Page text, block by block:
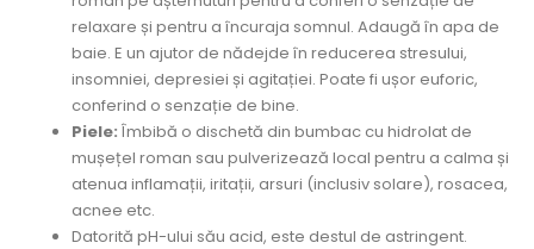
relaxare și pentru a încuraja somnul. Adaugă în apa de
baie. E un ajutor de nădejde în reducerea stresului,
insomniei, depresiei și agitației. Poate fi ușor euforic,
conferind o senzație de bine.
Piele: Îmbibă o dischetă din bumbac cu hidrolat de
mușețel roman sau pulverizează local pentru a calma și
atenua inflamații, iritații, arsuri (inclusiv solare), rosacea,
acnee etc.
Datorită pH-ului său acid, este destul de astringent.